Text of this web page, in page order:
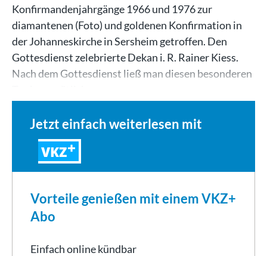
Konfirmandenjahrgänge 1966 und 1976 zur
diamantenen (Foto) und goldenen Konfirmation in
der Johanneskirche in Sersheim getroffen. Den
Gottesdienst zelebrierte Dekan i. R. Rainer Kiess.
Nach dem Gottesdienst ließ man diesen besonderen
Jetzt einfach weiterlesen mit
VKZ
Vorteile genießen mit einem VKZ+
Abo
Einfach online kündbar